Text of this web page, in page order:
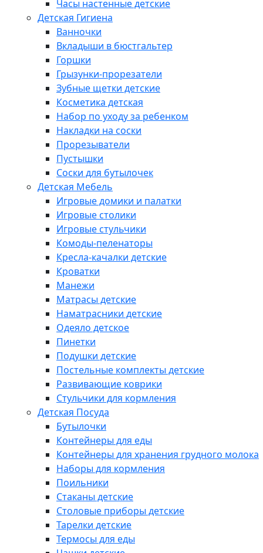
Часы настенные детские
Детская Гигиена
Ванночки
Вкладыши в бюстгальтер
Горшки
Грызунки-прорезатели
Зубные щетки детские
Косметика детская
Набор по уходу за ребенком
Накладки на соски
Прорезыватели
Пустышки
Соски для бутылочек
Детская Мебель
Игровые домики и палатки
Игровые столики
Игровые стульчики
Комоды-пеленаторы
Кресла-качалки детские
Кроватки
Манежи
Матрасы детские
Наматрасники детские
Одеяло детское
Пинетки
Подушки детские
Постельные комплекты детские
Развивающие коврики
Стульчики для кормления
Детская Посуда
Бутылочки
Контейнеры для еды
Контейнеры для хранения грудного молока
Наборы для кормления
Поильники
Стаканы детские
Столовые приборы детские
Тарелки детские
Термосы для еды